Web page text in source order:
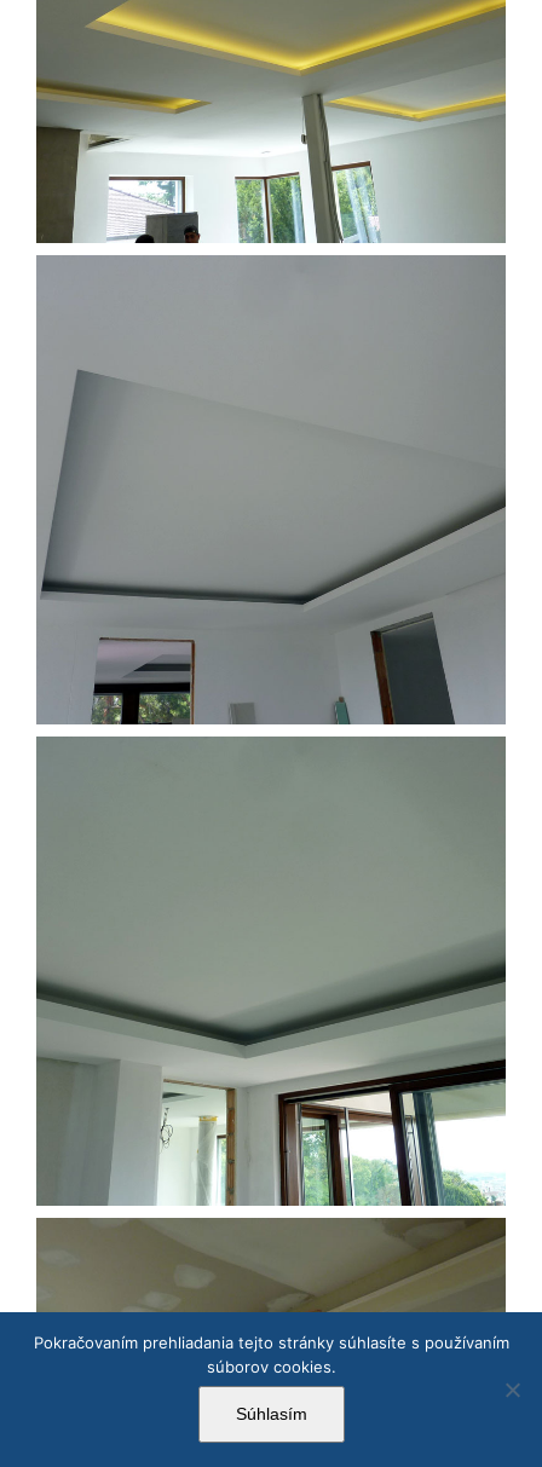
Pokračovaním prehliadania tejto stránky súhlasíte s používaním
súborov cookies.
Súhlasím